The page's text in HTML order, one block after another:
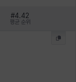
#4.42
평균 순위